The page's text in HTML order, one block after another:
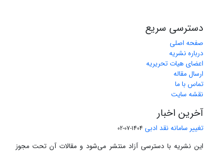
دسترسی سریع
صفحه اصلی
درباره نشریه
اعضای هیات تحریریه
ارسال مقاله
تماس با ما
نقشه سایت
آخرین اخبار
تغییر سامانه نقد ادبی 1404-07-02
این نشریه با دسترسی آزاد منتشر می‌شود و مقالات آن تحت مجوز